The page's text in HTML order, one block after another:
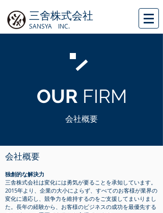
三舍株式会社
SANSYA INC.
​会社概要
独創的な解決力
三舎株式会社は変化には勇気が要ることを承知しています。
2015年より、企業の大小によらず、すべてのお客様が業界の
変化に適応し、競争力を維持するのをご支援してまいりまし
た。長年の経験から、お客様のビジネスの成功を最優先する
OUR FIRM
会社概要